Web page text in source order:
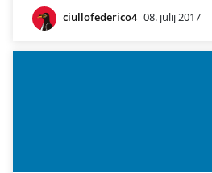
ciullofederico4 08. julij 2017